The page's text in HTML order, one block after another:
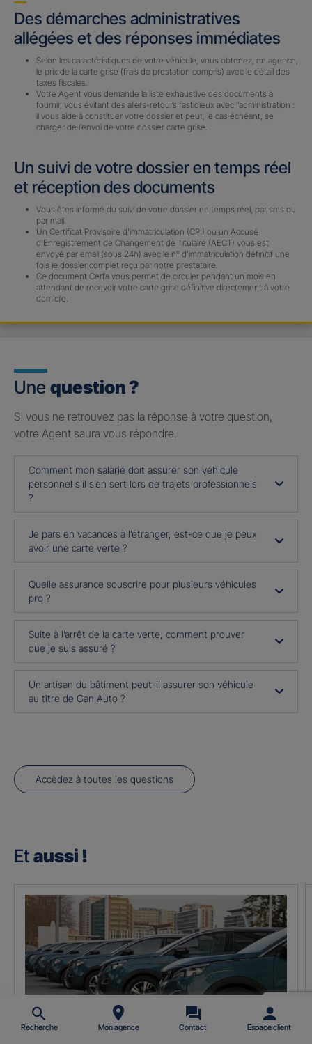
Des démarches administratives
allégées et des réponses immédiates
Selon les caractéristiques de votre véhicule, vous obtenez, en agence,
le prix de la carte grise (frais de prestation compris) avec le détail des
taxes fiscales.
Votre Agent vous demande la liste exhaustive des documents à
fournir, vous évitant des allers-retours fastidieux avec l’administration :
il vous aide à constituer votre dossier et peut, le cas échéant, se
charger de l’envoi de votre dossier carte grise.
Un suivi de votre dossier en temps réel
et réception des documents
Vous êtes informé du suivi de votre dossier en temps réel, par sms ou
par mail.
Un Certificat Provisoire d’immatriculation (CPI) ou un Accusé
d’Enregistrement de Changement de Titulaire (AECT) vous est
envoyé par email (sous 24h) avec le n° d’immatriculation définitif une
fois le dossier complet reçu par notre prestataire.
Ce document Cerfa vous permet de circuler pendant un mois en
attendant de recevoir votre carte grise définitive directement à votre
domicile.
Une question ?
Si vous ne retrouvez pas la réponse à votre question,
votre Agent saura vous répondre.
Comment mon salarié doit assurer son véhicule
personnel s’il s’en sert lors de trajets professionnels
?
Je pars en vacances à l’étranger, est-ce que je peux
avoir une carte verte ?
Quelle assurance souscrire pour plusieurs véhicules
pro ?
Suite à l’arrêt de la carte verte, comment prouver
que je suis assuré ?
Un artisan du bâtiment peut-il assurer son véhicule
au titre de Gan Auto ?
Accèdez à toutes les questions
Et aussi !
Recherche Mon agence Contact Espace client